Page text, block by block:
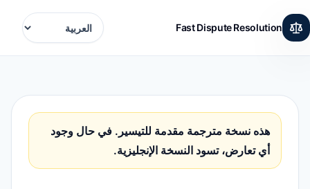
Fast Dispute Resolution
Language
هذه نسخة مترجمة مقدمة للتيسير. في حال وجود
أي تعارض، تسود النسخة الإنجليزية.